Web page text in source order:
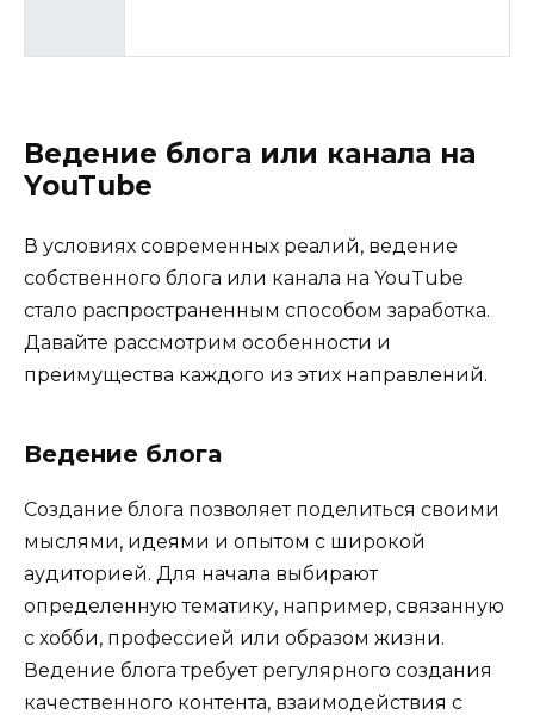
Ведение блога или канала на
YouTube
В условиях современных реалий, ведение
собственного блога или канала на YouTube
стало распространенным способом заработка.
Давайте рассмотрим особенности и
преимущества каждого из этих направлений.
Ведение блога
Создание блога позволяет поделиться своими
мыслями, идеями и опытом с широкой
аудиторией. Для начала выбирают
определенную тематику, например, связанную
с хобби, профессией или образом жизни.
Ведение блога требует регулярного создания
качественного контента, взаимодействия с